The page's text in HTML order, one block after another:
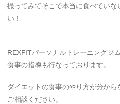
撮ってみてそこで本当に食べていな
い！
REXFITパーソナルトレーニングジ
食事の指導も行なっております。
ダイエットの食事のやり方が分か
ご相談ください。